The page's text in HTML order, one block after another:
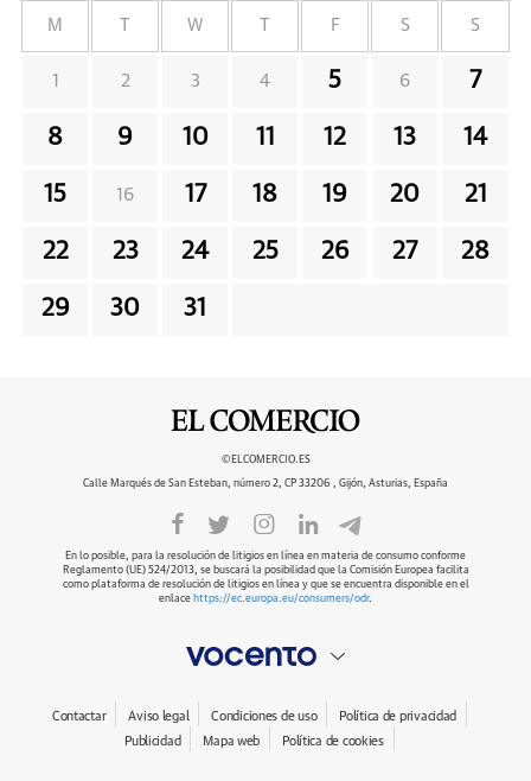
M W F S S
1 2 3 4 5 6 7
8 9 10 11 12 13 14
15 16 17 18 19 20 21
22 23 24 25 26 27 28
29 30 31
©ELCOMERCIO.ES
Calle Marqués de San Esteban, número 2, CP 33206 , Gijón, Asturias, España
En lo posible, para la resolución de litigios en línea en materia de consumo conforme
Reglamento (UE) 524/2013, se buscará la posibilidad que la Comisión Europea facilita
como plataforma de resolución de litigios en línea y que se encuentra disponible en el
enlace https://ec.europa.eu/consumers/odr.
Contactar Aviso legal Condiciones de uso
Política de privacidad
Publicidad
Mapa web Política de cookies